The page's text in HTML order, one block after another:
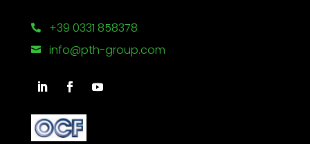
 +39 0331 858378
 info@pth-group.com